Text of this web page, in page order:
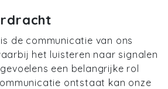
de communicatie van ons
het luisteren naar signalen
een belangrijke rol
ontstaat kan onze